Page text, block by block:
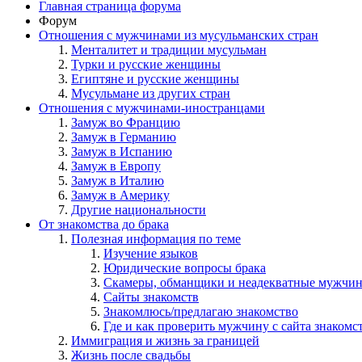
Главная страница форума
Форум
Отношения с мужчинами из мусульманских стран
Менталитет и традиции мусульман
Турки и русские женщины
Египтяне и русские женщины
Мусульмане из других стран
Отношения с мужчинами-иностранцами
Замуж во Францию
Замуж в Германию
Замуж в Испанию
Замуж в Европу
Замуж в Италию
Замуж в Америку
Другие национальности
От знакомства до брака
Полезная информация по теме
Изучение языков
Юридические вопросы брака
Скамеры, обманщики и неадекватные
Сайты знакомств
Знакомлюсь/предлагаю знакомство
Где и как проверить мужчину с сайта
Иммиграция и жизнь за границей
Жизнь после свадьбы